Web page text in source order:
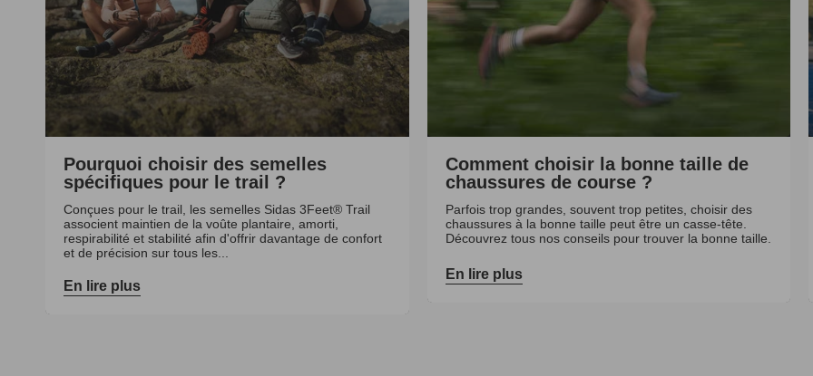
Pourquoi choisir des semelles
spécifiques pour le trail ?
Conçues pour le trail, les semelles Sidas 3Feet® Trail
associent maintien de la voûte plantaire, amorti,
respirabilité et stabilité afin d'offrir davantage de confort
et de précision sur tous les...
En lire plus
Comment choisir la bonne taille de
chaussures de course ?
Parfois trop grandes, souvent trop petites, choisir des
chaussures à la bonne taille peut être un casse-tête.
Découvrez tous nos conseils pour trouver la bonne taille.
En lire plus